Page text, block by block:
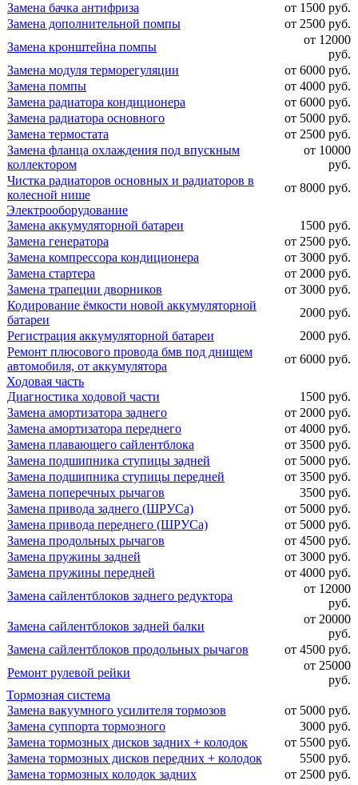
Замена бачка антифриза
от 1500 руб.
Замена дополнительной помпы
от 2500 руб.
Замена кронштейна помпы
от 12000
руб.
Замена модуля терморегуляции
от 6000 руб.
Замена помпы
от 4000 руб.
Замена радиатора кондиционера
от 6000 руб.
Замена радиатора основного
от 5000 руб.
Замена термостата
от 2500 руб.
Замена фланца охлаждения под впускным
коллектором
от 10000
руб.
Чистка радиаторов основных и радиаторов в
колесной нише
от 8000 руб.
Электрооборудование
Замена аккумуляторной батареи
1500 руб.
Замена генератора
от 2500 руб.
Замена компрессора кондиционера
от 3000 руб.
Замена стартера
от 2000 руб.
Замена трапеции дворников
от 3000 руб.
Кодирование ёмкости новой аккумуляторной
батареи
2000 руб.
Регистрация аккумуляторной батареи
2000 руб.
Ремонт плюсового провода бмв под днищем
автомобиля, от аккумулятора
от 6000 руб.
Ходовая часть
Диагностика ходовой части
1500 руб.
Замена амортизатора заднего
от 2000 руб.
Замена амортизатора переднего
от 4000 руб.
Замена плавающего сайлентблока
от 3500 руб.
Замена подшипника ступицы задней
от 5000 руб.
Замена подшипника ступицы передней
от 3500 руб.
Замена поперечных рычагов
3500 руб.
Замена привода заднего (ШРУСа)
от 5000 руб.
Замена привода переднего (ШРУСа)
от 5000 руб.
Замена продольных рычагов
от 4500 руб.
Замена пружины задней
от 3000 руб.
Замена пружины передней
от 4000 руб.
Замена сайлентблоков заднего редуктора
от 12000
руб.
Замена сайлентблоков задней балки
от 20000
руб.
Замена сайлентблоков продольных рычагов
от 4500 руб.
Ремонт рулевой рейки
от 25000
руб.
Тормозная система
Замена вакуумного усилителя тормозов
от 5000 руб.
Замена суппорта тормозного
3000 руб.
Замена тормозных дисков задних + колодок
от 5500 руб.
Замена тормозных дисков передних + колодок
5500 руб.
Замена тормозных колодок задних
от 2500 руб.